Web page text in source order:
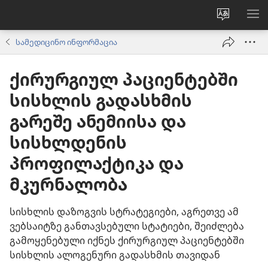
ენის
შეცვლა
სამედიცინო ინფორმაცია
ქირურგიულ პაციენტებში
სისხლის გადასხმის
გარეშე ანემიისა და
სისხლდენის
პროფილაქტიკა და
მკურნალობა
სისხლის დაზოგვის სტრატეგიები, აგრეთვე ამ
ვებსაიტზე განთავსებული სტატიები, შეიძლება
გამოყენებული იქნეს ქირურგიულ პაციენტებში
სისხლის ალოგენური გადასხმის თავიდან